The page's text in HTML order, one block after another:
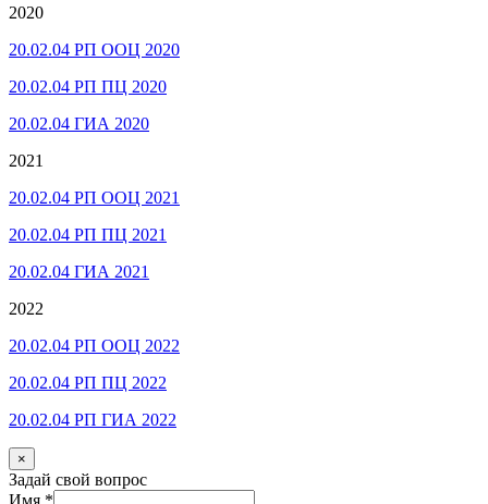
2020
20.02.04 РП ООЦ 2020
20.02.04 РП ПЦ 2020
20.02.04 ГИА 2020
2021
20.02.04 РП ООЦ 2021
20.02.04 РП ПЦ 2021
20.02.04 ГИА 2021
2022
20.02.04 РП ООЦ 2022
20.02.04 РП ПЦ 2022
20.02.04 РП ГИА 2022
×
Задай свой вопрос
Имя *